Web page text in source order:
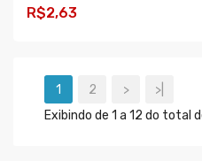
R$2,63
1 2 >
>|
Exibindo de 1 a 12 do total